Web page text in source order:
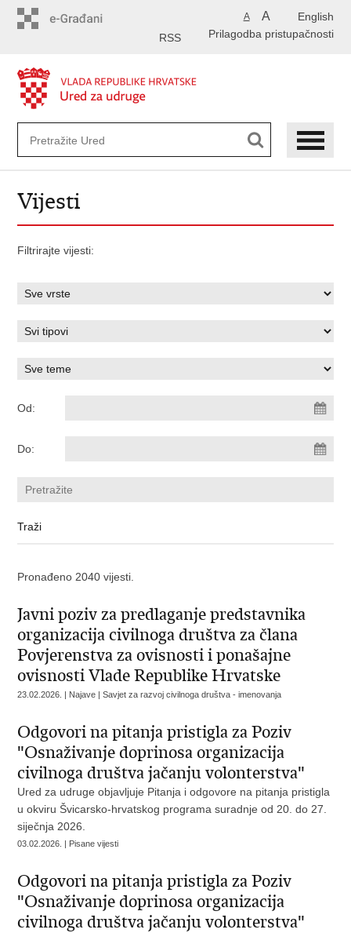
English
A A
Prilagodba pristupačnosti
RSS
Vijesti
Filtrirajte vijesti:
Od:
Do:
Pronađeno 2040 vijesti.
Javni poziv za predlaganje predstavnika
organizacija civilnoga društva za člana
Povjerenstva za ovisnosti i ponašajne
ovisnosti Vlade Republike Hrvatske
23.02.2026. | Najave | Savjet za razvoj civilnoga društva - imenovanja
Odgovori na pitanja pristigla za Poziv
"Osnaživanje doprinosa organizacija
civilnoga društva jačanju volonterstva"
Ured za udruge objavljuje Pitanja i odgovore na pitanja pristigla
u okviru Švicarsko-hrvatskog programa suradnje od 20. do 27.
siječnja 2026.
03.02.2026. | Pisane vijesti
Odgovori na pitanja pristigla za Poziv
"Osnaživanje doprinosa organizacija
civilnoga društva jačanju volonterstva"